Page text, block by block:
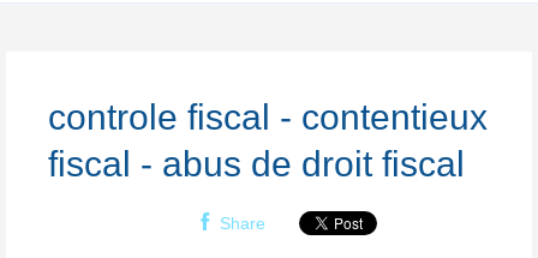
controle fiscal - contentieux
fiscal - abus de droit fiscal
Share